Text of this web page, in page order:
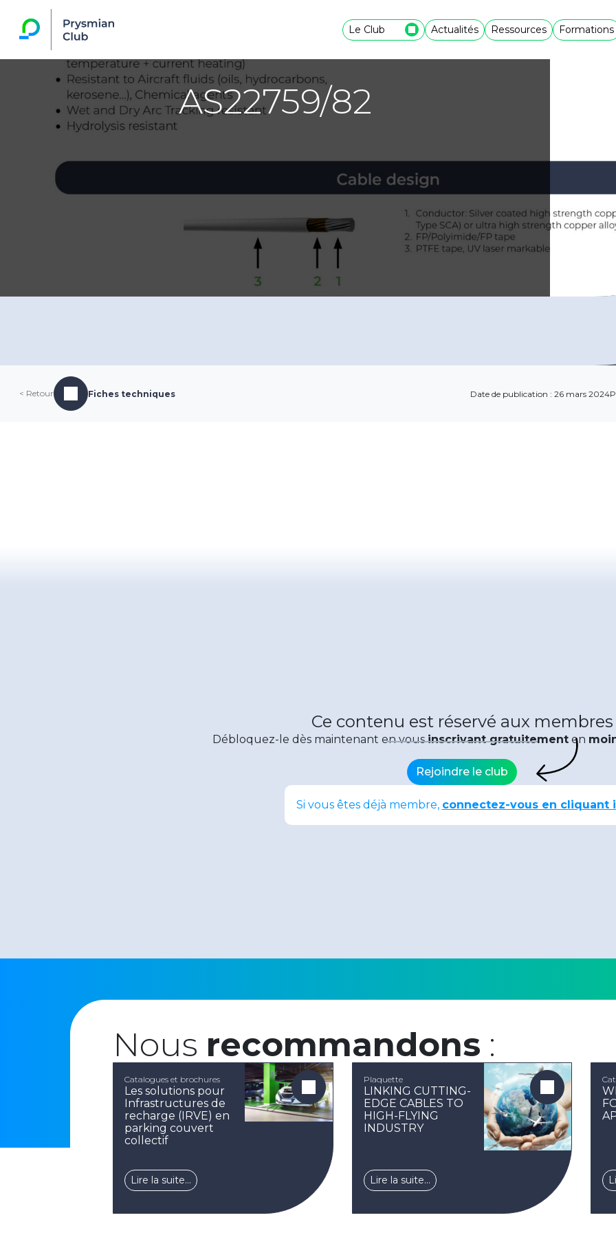
Le Club Actualités Ressources Formations
AS22759/82
< Retour Fiches techniques
Ce contenu est réservé aux membres
Débloquez-le dès maintenant en vousinscrivant gratuitement en
Rejoindre le club
Si vous êtes déjà membre, connectez-vous en cliquant
Date de publication : 26 mars 2024
Nous recommandons :
Catalogues et brochures
Les solutions pour
Infrastructures de
recharge (IRVE) en
parking couvert
collectif
Lire la suite…
Plaquette
LINKING CUTTING-
EDGE CABLES TO
HIGH-FLYING
INDUSTRY
Lire la suite…